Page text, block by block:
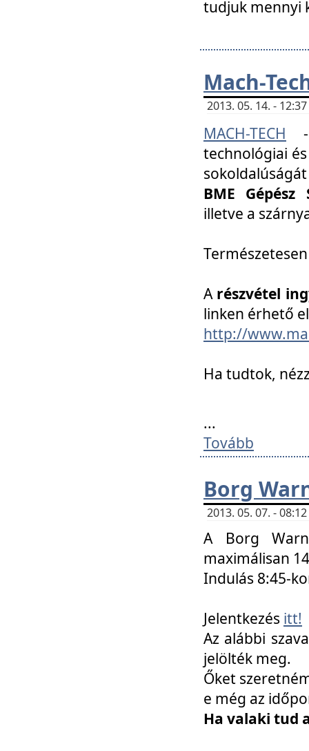
tudjuk mennyi
Mach-
2013. 05. 14. -
MACH-TECH
technológiai
BME
illetve a
A részvétel
linken érhető
http://
Ha tudtok,
...
Tovább
Borg
2013. 05. 07. -
A Borg
maximálisan
Indulás 8:45-
Jelentkezés itt!
Az alábbi
jelölték meg.
Őket
e még az
Ha valaki tud